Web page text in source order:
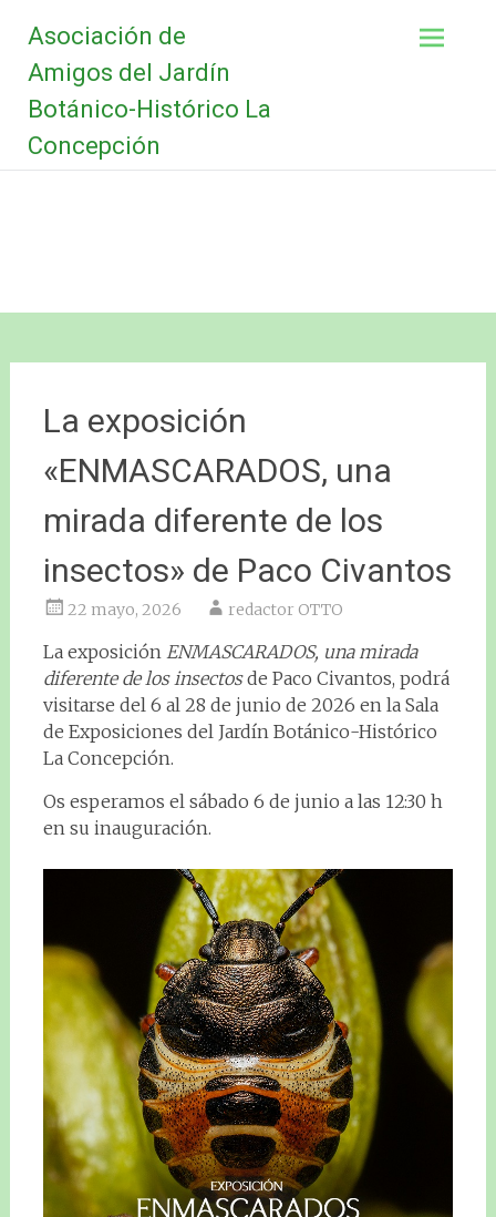
contenido
Asociación de
Amigos del Jardín
Botánico-Histórico La
Concepción
La exposición
«ENMASCARADOS, una
mirada diferente de los
insectos» de Paco Civantos
22 mayo, 2026 redactor OTTO
La exposición ENMASCARADOS, una mirada
diferente de los insectosde Paco Civantos, podrá
visitarse del 6 al 28 de junio de 2026 en la Sala
de Exposiciones del Jardín Botánico-Histórico
La Concepción.
Os esperamos el sábado 6 de junio a las 12:30 h
en su inauguración.